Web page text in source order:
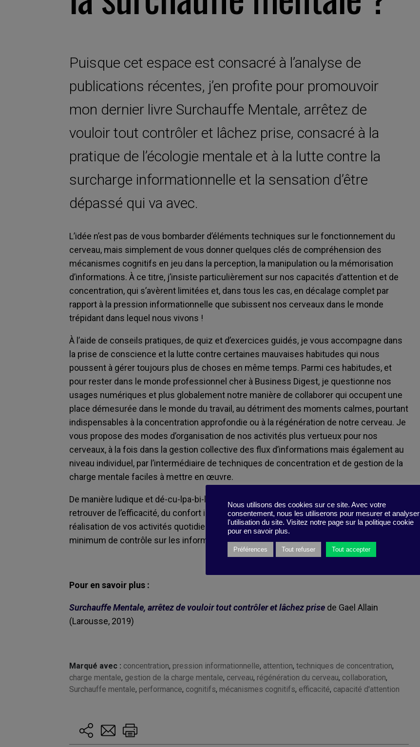
Puisque cet espace est consacré à l’analyse de
publications récentes, j’en profite pour promouvoir
mon dernier livre Surchauffe Mentale, arrêtez de
vouloir tout contrôler et lâchez prise, consacré à la
pratique de l’écologie mentale et à la lutte contre la
surcharge informationnelle et la sensation d’être
dépassé qui va avec.
L’idée n’est pas de vous bombarder d’éléments techniques sur le fonctionnement du
cerveau, mais simplement de vous donner quelques clés de compréhension des
mécanismes cognitifs en jeu dans la perception, la manipulation ou la mémorisation
d’informations. À ce titre, j’insiste particulièrement sur nos capacités d’attention et de
concentration, qui s’avèrent limitées et, dans tous les cas, en décalage complet par
rapport à la pression informationnelle que subissent nos cerveaux dans le monde
trépidant dans lequel nous vivons !
À l’aide de conseils pratiques, de quiz et d’exercices guidés, je vous accompagne dans
la prise de conscience et la lutte contre certaines mauvaises habitudes qui nous
poussent à gérer toujours plus de choses en même temps. Parmi ces habitudes, et
pour rester dans le monde professionnel cher à Business Digest, je questionne nos
usages numériques et plus globalement notre manière de collaborer qui occupent une
place démesurée dans le monde du travail, au détriment des moments calmes, pourtant
indispensables à la concentration approfondie ou à la régénération de notre cerveau. Je
vous propose des modes d’organisation de nos activités plus vertueux pour nos
cerveaux, à la fois dans la gestion collective des flux d’informations mais également au
niveau individuel, par l’intermédiaire de techniques de concentration et de gestion de la
charge mentale faciles à mettre en œuvre.
De manière ludique et dé-cu-lpa-bi-li-san-te, mon objectif est de vous permettre de
retrouver de l’efficacité, du confort intellectuel et pourquoi pas un peu de plaisir dans la
réalisation de vos activités quotidiennes ! En d’autres termes, il s’agit de reprendre un
minimum de contrôle sur les informations que nous devons traiter… ou pas !
Pour en savoir plus :
Surchauffe Mentale, arrêtez de vouloir tout contrôler et lâchez prise de Gael Allain
(Larousse, 2019)
Marqué avec : concentration, pression informationnelle, attention, techniques de concentration,
charge mentale, gestion de la charge mentale, cerveau, régénération du cerveau, collaboration,
Surchauffe mentale, performance, cognitifs, mécanismes cognitifs, efficacité, capacité d'attention
Nous utilisons des cookies sur ce site. Avec votre
consentement, nous les utiliserons pour mesurer et analyser
l'utilisation du site. Visitez notre page sur la politique cookie
pour en savoir plus.
Préférences Tout refuser Tout accepter